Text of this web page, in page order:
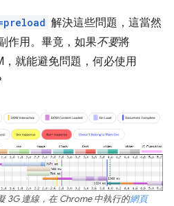
解決這些問題，這當然
作用。畢竟，如果不要將
就能避免問題，何必使用
3G 連線，在 Chrome 中執行的網頁